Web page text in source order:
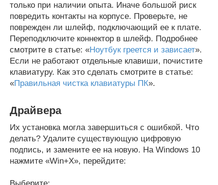
только при наличии опыта. Иначе большой риск
повредить контакты на корпусе. Проверьте, не
поврежден ли шлейф, подключающий ее к плате.
Переподключите коннектор в шлейф. Подробнее
смотрите в статье: «Ноутбук греется и зависает».
Если не работают отдельные клавиши, почистите
клавиатуру. Как это сделать смотрите в статье:
«Правильная чистка клавиатуры ПК».
Драйвера
Их установка могла завершиться с ошибкой. Что
делать? Удалите существующую цифровую
подпись, и замените ее на новую. На Windows 10
нажмите «Win+X», перейдите: